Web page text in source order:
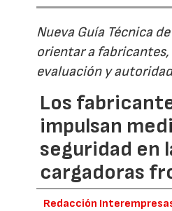
Nueva Guía Técnica
orientar a
evaluación y
Los
impulsan
seguridad en
cargadoras
Redacción